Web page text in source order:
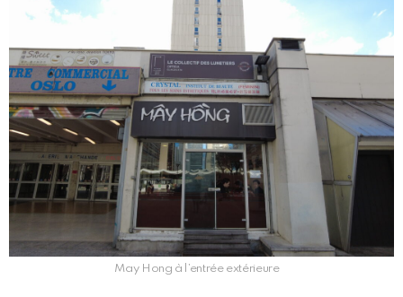
May Hong à l’entrée extérieure